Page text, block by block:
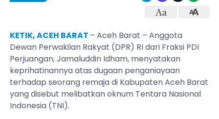
KETIK, ACEH BARAT – Aceh Barat – Anggota
Dewan Perwakilan Rakyat (DPR) RI dari Fraksi PDI
Perjuangan, Jamaluddin Idham, menyatakan
keprihatinannya atas dugaan penganiayaan
terhadap seorang remaja di Kabupaten Aceh Barat
yang disebut melibatkan oknum Tentara Nasional
Indonesia (TNI).